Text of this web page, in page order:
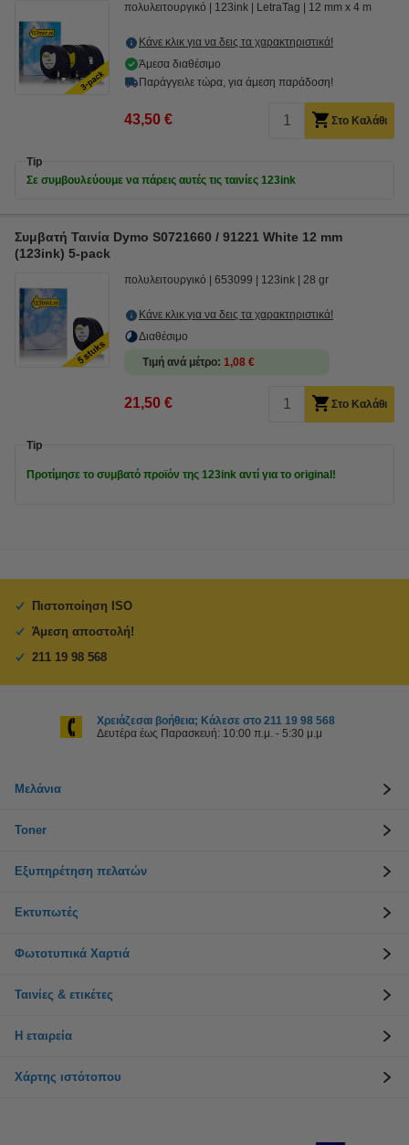
πολυλειτουργικό 123ink LetraTag 12 mm x 4 m
Κάνε κλικ για να δεις τα χαρακτηριστικά!
Άμεσα διαθέσιμο
Παράγγειλε τώρα, για άμεση παράδοση!
43,50 € Στο Καλάθι
Tip
Σε συμβουλεύουμε να πάρεις αυτές τις ταινίες 123ink
Συμβατή Ταινία Dymo S0721660 / 91221 White 12 mm
(123ink) 5-pack
πολυλειτουργικό 653099 123ink 28 gr
Κάνε κλικ για να δεις τα χαρακτηριστικά!
Διαθέσιμο
Τιμή ανά μέτρο 1,08 €
21,50 € Στο Καλάθι
Tip
Προτίμησε το συμβατό προϊόν της 123ink αντί για το original!
Πιστοποίηση ISO
Άμεση αποστολή!
211 19 98 568
Χρειάζεσαι βοήθεια; Κάλεσε στο 211 19 98 568
Δευτέρα έως Παρασκευή: 10:00 π.μ. - 5:30 μ.μ
Μελάνια
Toner
Εξυπηρέτηση πελατών
Εκτυπωτές
Φωτοτυπικά Χαρτιά
Ταινίες & ετικέτες
Η εταιρεία
Χάρτης ιστότοπου